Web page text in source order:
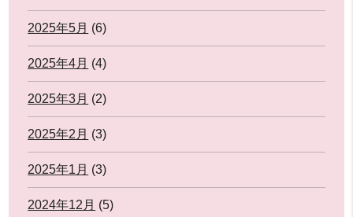
2025年5月 (6)
2025年4月 (4)
2025年3月 (2)
2025年2月 (3)
2025年1月 (3)
2024年12月 (5)